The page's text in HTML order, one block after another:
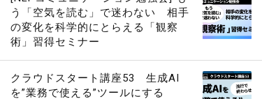
う「空気を読む」で迷わない 相手
の変化を科学的にとらえる「観察
術」習得セミナー
クラウドスタート講座53 生成AI
を”業務で使える”ツールにする